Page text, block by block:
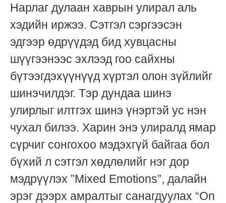
Нарлаг дулаан хаврын улирал аль
хэдийн иржээ. Сэтгэл сэргээсэн
эдгээр өдрүүдэд бид хувцасны
шүүгээнээс эхлээд гоо сайхны
бүтээгдэхүүнүүд хүртэл олон зүйлийг
шинэчилдэг. Тэр дундаа шинэ
улирлыг илтгэх шинэ үнэртэй ус нэн
чухал билээ. Харин энэ улиралд ямар
сүрчиг сонгохоо мэдэхгүй байгаа бол
бүхий л сэтгэл хөдлөлийг нэг дор
мэдрүүлэх ”Mixed Emotions”, далайн
эрэг дээрх амралтыг санагдуулах “On